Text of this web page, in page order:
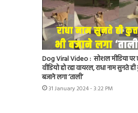
Dog Viral Video : सोशल मीडिया
वीडियो हो रहा वायरल, राधा नाम सुनते ही
बजाने लगा ‘ताली’
31 January 2024 - 3:22 PM